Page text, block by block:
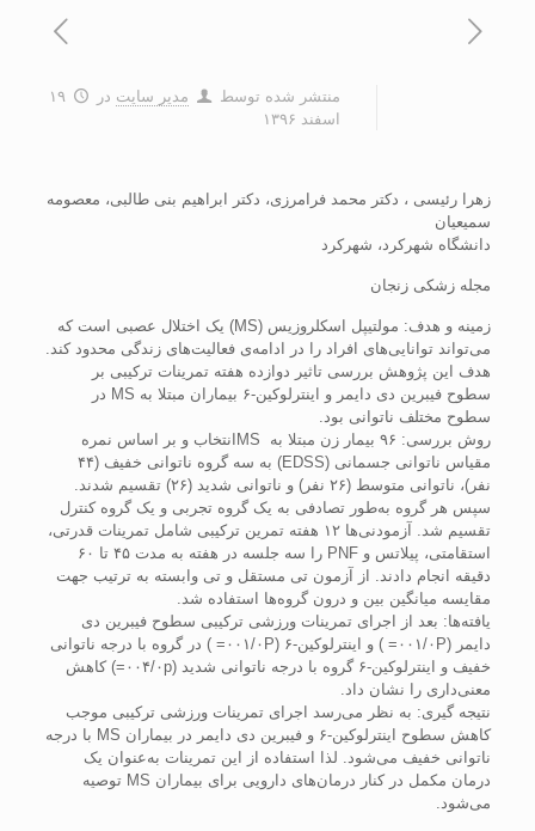
منتشر شده توسط مدیر سایت در
۱۹
اسفند ۱۳۹۶
زهرا رئیسی ، دکتر محمد فرامرزی، دکتر ابراهیم بنی طالبی، معصومه
سمیعیان
دانشگاه شهرکرد، شهرکرد
مجله زشکی زنجان
زمینه و هدف: مولتیپل اسکلروزیس (MS) یک اختلال عصبی است که
می‌تواند توانایی‌های افراد را در ادامه‌ی فعالیت‌های زندگی محدود کند.
هدف این پژوهش بررسی تاثیر دوازده هفته تمرینات ترکیبی بر
سطوح فیبرین دی دایمر و اینترلوکین-۶ بیماران مبتلا به MS در
سطوح مختلف ناتوانی بود.
روش بررسی: ۹۶ بیمار زن مبتلا به MSانتخاب و بر اساس نمره
مقیاس ناتوانی جسمانی (EDSS) به سه گروه ناتوانی خفیف (۴۴
نفر)، ناتوانی متوسط (۲۶ نفر) و ناتوانی شدید (۲۶) تقسیم شدند.
سپس هر گروه به‌طور تصادفی به یک گروه تجربی و یک گروه کنترل
تقسیم شد. آزمودنی‌ها ۱۲ هفته تمرین ترکیبی شامل تمرینات قدرتی،
استقامتی، پیلاتس و PNF را سه جلسه در هفته به مدت ۴۵ تا ۶۰
دقیقه انجام دادند. از آزمون تی مستقل و تی وابسته به ترتیب جهت
مقایسه میانگین بین و درون گروه‌ها استفاده شد.
یافته‌ها: بعد از اجرای تمرینات ورزشی ترکیبی سطوح فیبرین دی
دایمر (۰۰۱/۰P= ) و اینترلوکین-۶ (۰۰۱/۰P= ) در گروه با درجه ناتوانی
خفیف و اینترلوکین-۶ گروه با درجه ناتوانی شدید (۰۰۴/۰p=) کاهش
معنی‌داری را نشان داد.
نتیجه گیری: به نظر می‌رسد اجرای تمرینات ورزشی ترکیبی موجب
کاهش سطوح اینترلوکین-۶ و فیبرین دی دایمر در بیماران MS با درجه
ناتوانی خفیف می‌شود. لذا استفاده از این تمرینات به‌عنوان یک
درمان مکمل در کنار درمان‌های دارویی برای بیماران MS توصیه
می‌شود.